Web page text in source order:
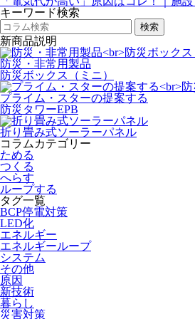
キーワード検索
新商品説明
防災・非常用製品
防災ボックス（ミニ）
プライム・スターの提案する
防災タワーEPB
折り畳み式ソーラーパネル
コラムカテゴリー
ためる
つくる
へらす
ループする
タグ一覧
BCP停電対策
LED化
エネルギー
エネルギーループ
システム
その他
原因
新技術
暮らし
災害対策